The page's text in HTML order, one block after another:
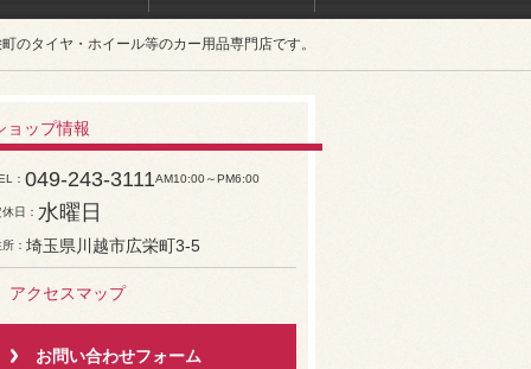
のタイヤ・ホイール等のカー用品専門店です。
ョップ情報
049-243-3111AM10:00～PM6:00
日 水曜日
所 埼玉県川越市広栄町3-5
アクセスマップ
お問い合わせフォーム